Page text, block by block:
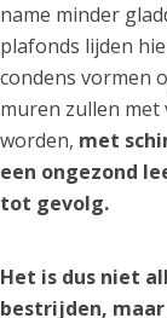
name minder
plafonds lijden
condens vormen
muren zullen
worden, met
een ongezond
tot gevolg.
Het is dus niet
bestrijden,